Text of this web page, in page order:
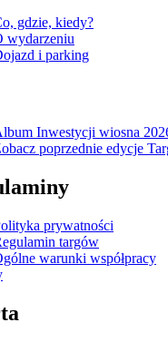
gdzie, kiedy?
wydarzeniu
i parking
Inwestycji wiosna
poprzednie edycje
prywatności
targów
warunki współpracy